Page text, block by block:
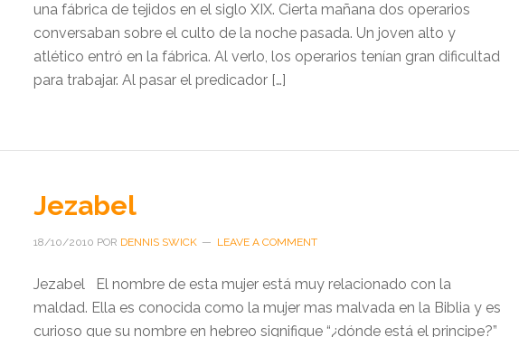
una fábrica de tejidos en el siglo XIX. Cierta mañana dos operarios
conversaban sobre el culto de la noche pasada. Un joven alto y
atlético entró en la fábrica. Al verlo, los operarios tenían gran dificultad
para trabajar. Al pasar el predicador […]
Jezabel
18/10/2010 POR DENNIS SWICK LEAVE A COMMENT
Jezabel El nombre de esta mujer está muy relacionado con la
maldad. Ella es conocida como la mujer mas malvada en la Biblia y es
curioso que su nombre en hebreo signifique “¿dónde está el principe?”